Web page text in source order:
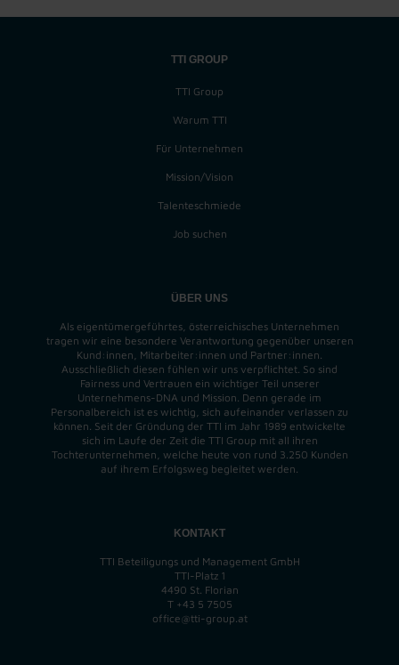
TTI GROUP
TTI Group
Warum TTI
Für Unternehmen
Mission/Vision
Talenteschmiede
Job suchen
ÜBER UNS
Als eigentümergeführtes, österreichisches Unternehmen
tragen wir eine besondere Verantwortung gegenüber unseren
Kund:innen, Mitarbeiter:innen und Partner:innen.
Ausschließlich diesen fühlen wir uns verpflichtet. So sind
Fairness und Vertrauen ein wichtiger Teil unserer
Unternehmens-DNA und Mission . Denn gerade im
Personalbereich ist es wichtig, sich aufeinander verlassen zu
können. Seit der Gründung der TTI im Jahr 1989 entwickelte
sich im Laufe der Zeit die TTI Group mit all ihren
Tochterunternehmen, welche heute von rund 3.250 Kunden
auf ihrem Erfolgsweg begleitet werden.
KONTAKT
TTI Beteiligungs und Management GmbH
TTI-Platz 1
4490 St. Florian
T +43 5 7505
office@tti-group.at